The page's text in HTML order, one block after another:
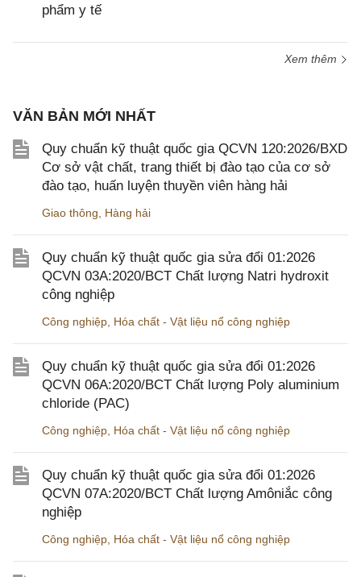
phẩm y tế
Xem thêm
VĂN BẢN MỚI NHẤT
Quy chuẩn kỹ thuật quốc gia QCVN 120:2026/BXD
Cơ sở vật chất, trang thiết bị đào tạo của cơ sở
đào tạo, huấn luyện thuyền viên hàng hải
Giao thông Hàng hải
Quy chuẩn kỹ thuật quốc gia sửa đổi 01:2026
QCVN 03A:2020/BCT Chất lượng Natri hydroxit
công nghiệp
Công nghiệp Hóa chất - Vật liệu nổ công nghiệp
Quy chuẩn kỹ thuật quốc gia sửa đổi 01:2026
QCVN 06A:2020/BCT Chất lượng Poly aluminium
chloride (PAC)
Công nghiệp Hóa chất - Vật liệu nổ công nghiệp
Quy chuẩn kỹ thuật quốc gia sửa đổi 01:2026
QCVN 07A:2020/BCT Chất lượng Amôniắc công
nghiệp
Công nghiệp Hóa chất - Vật liệu nổ công nghiệp